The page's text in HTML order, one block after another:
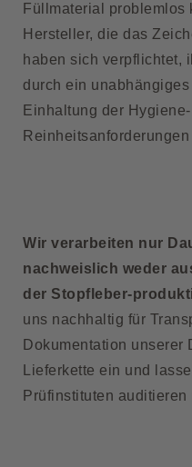
Füllmaterial problemlos
Hersteller, die das
haben sich verpflichtet,
durch ein
Einhaltung der Hygiene-
Wir verarbeiten nur
nachweislich weder
der Stopfleber-
uns nachhaltig für
Dokumentation unserer
Lieferkette ein und
Prüfinstituten